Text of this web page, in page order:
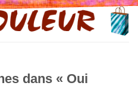
dans « Oui